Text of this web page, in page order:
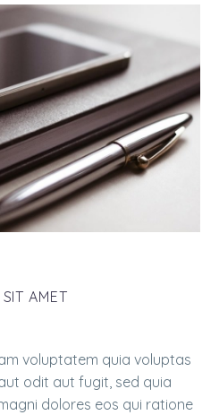
AMET
voluptatem quia voluptas
odit aut fugit, sed quia
dolores eos qui ratione